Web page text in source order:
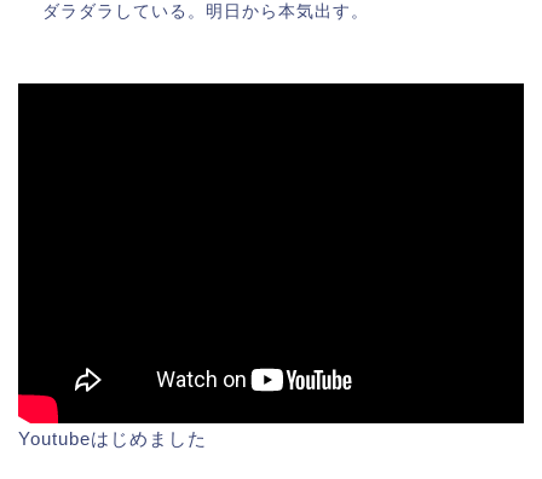
ダラダラしている。明日から本気出す。
Youtubeはじめました